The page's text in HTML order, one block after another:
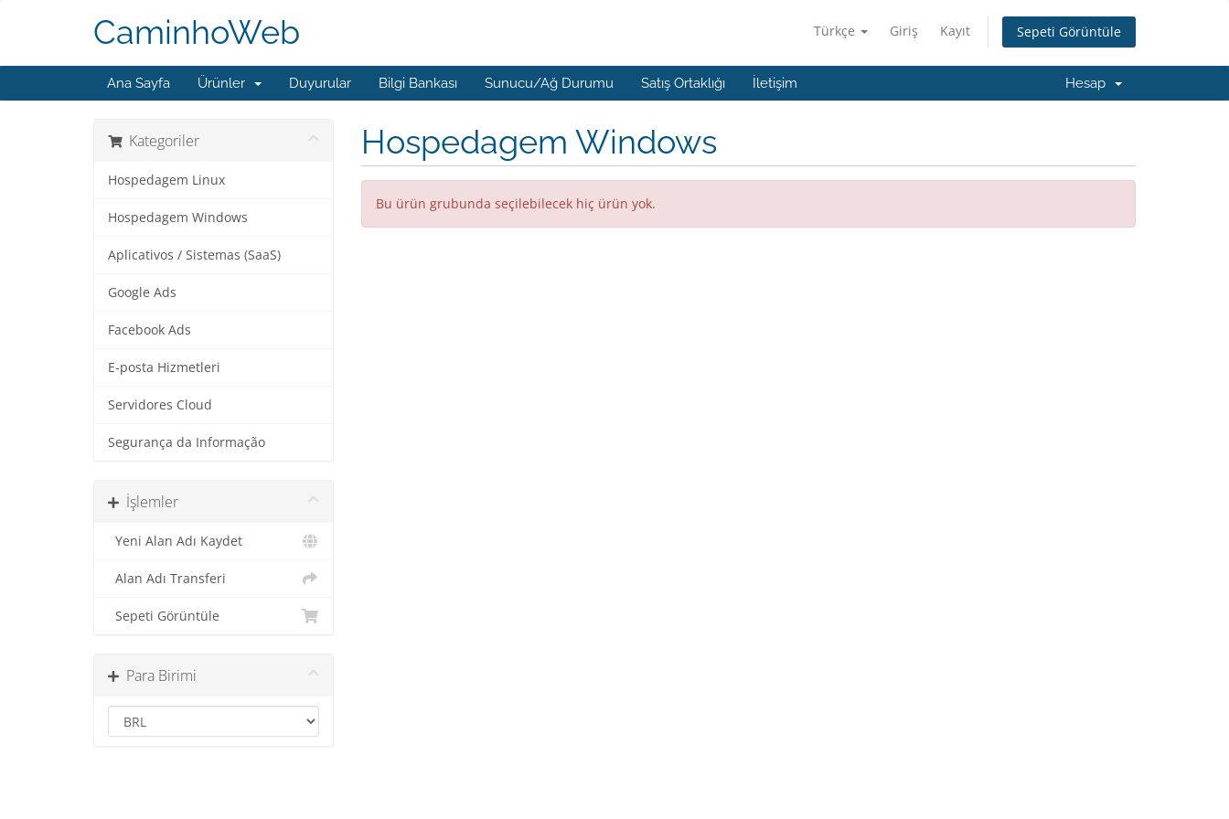
Türkçe Giriş Kayıt Sepeti Görüntüle
CaminhoWeb
Ana Sayfa Ürünler Duyurular Bilgi Bankası Sunucu/Ağ Durumu Satış Ortaklığı İletişim Hesap
Kategoriler
Hospedagem Linux
Hospedagem Windows
Aplicativos / Sistemas (SaaS)
Google Ads
Facebook Ads
E-posta Hizmetleri
Servidores Cloud
Segurança da Informação
İşlemler
Yeni Alan Adı Kaydet
Alan Adı Transferi
Sepeti Görüntüle
Para Birimi
Hospedagem Windows
Bu ürün grubunda seçilebilecek hiç ürün yok.